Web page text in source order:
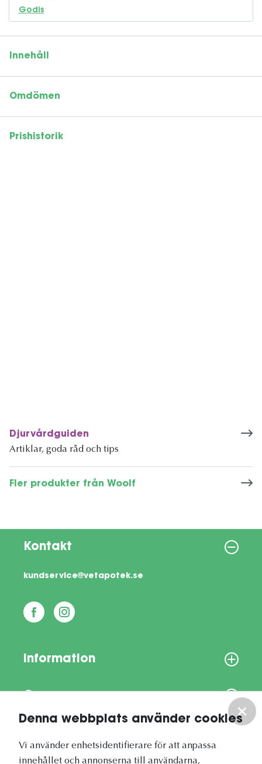
Denna webbplats använder cookies
Vi använder enhetsidentifierare för att anpassa
innehållet och annonserna till användarna,
Godis
Innehåll
Omdömen
Prishistorik
Djurvårdguiden
Artiklar, goda råd och tips
Fler produkter från Woolf
Kontakt
kundservice@vetapotek.se
Information